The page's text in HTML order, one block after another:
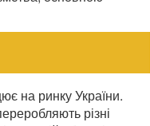
на ринку України.
різні